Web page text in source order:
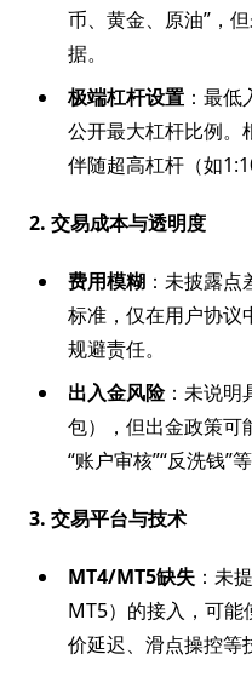
币、黄金、原油”，
据。
极端杠杆设置 ：最
公开最大杠杆比例。
伴随超高杠杆（如
2. 交易成本与透明度
费用模糊 ：未披露
标准，仅在用户协议
规避责任。
出入金风险：未说明
包），但出金政策可
“账户审核”“反洗钱”
3. 交易平台与技术
MT4/MT5缺失 ：未
MT5）的接入，可能
价延迟、滑点操控等